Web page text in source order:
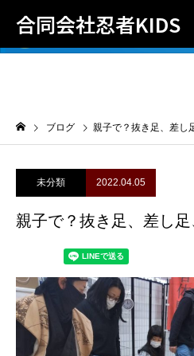
合同会社忍者KIDS
ブログ 親子で？抜き足、差し
未分類 2022.04.05
親子で？抜き足、差し足